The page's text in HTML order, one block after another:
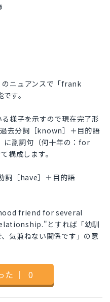
のニュアンスで「frank
す。
様子を示すので現在完了形
去分詞［known］＋目的語
に副詞句（何十年の：for
構成します。
詞［have］＋目的語
friend for several
とすれば「幼馴
気兼ねない関係です」の意
た ｜ 0